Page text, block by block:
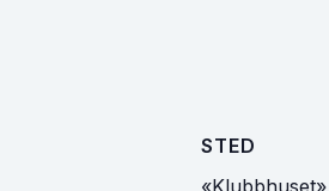
STED
«Klubbhuset»